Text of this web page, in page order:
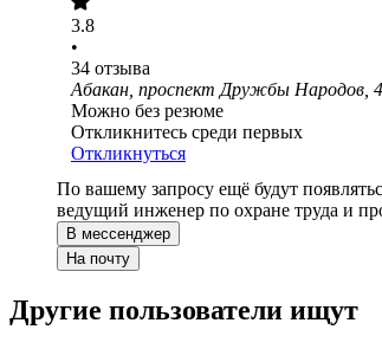
3.8
•
34 отзыва
Абакан, проспект Дружбы Народов,
Можно без резюме
Откликнитесь среди первых
Откликнуться
По вашему запросу ещё будут
ведущий инженер по охране труда и
В мессенджер
На почту
Другие пользователи ищут